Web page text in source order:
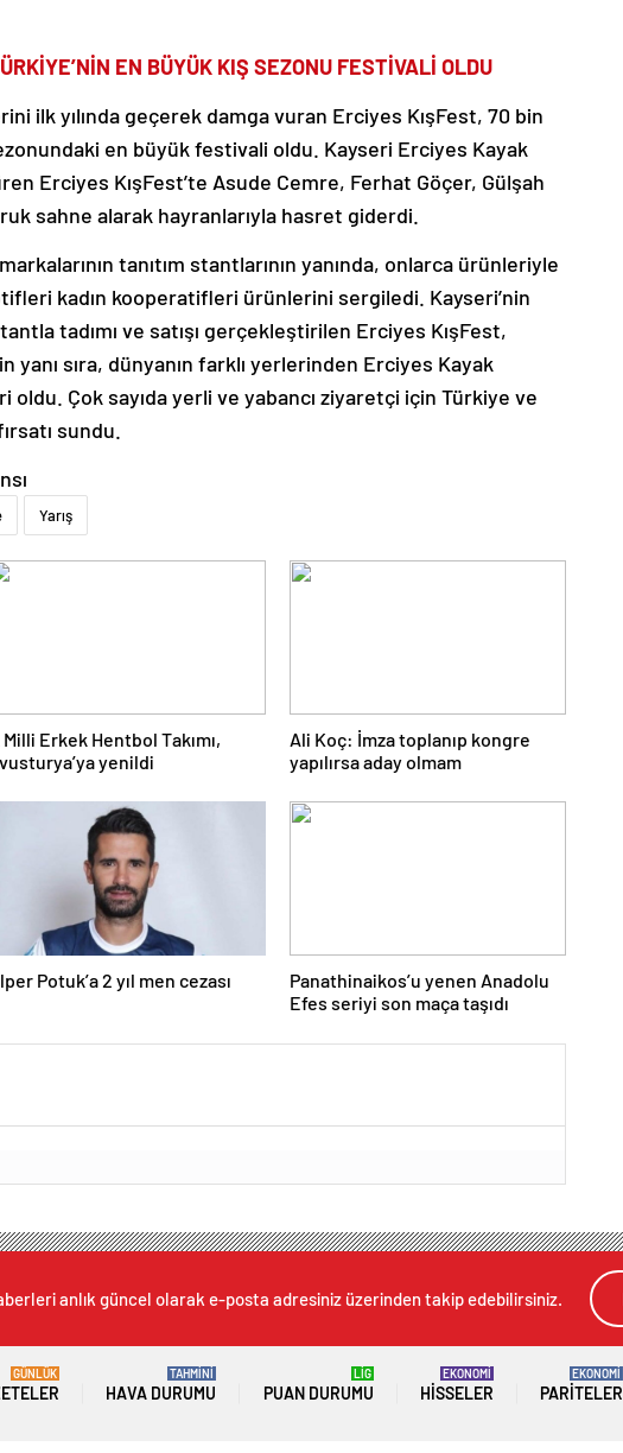
EN BÜYÜK KIŞ SEZONU FESTİVALİ OLDU
ilk yılında geçerek damga vuran Erciyes KışFest, 70 bin
en büyük festivali oldu. Kayseri Erciyes Kayak
Erciyes KışFest’te Asude Cemre, Ferhat Göçer, Gülşah
sahne alarak hayranlarıyla hasret giderdi.
tanıtım stantlarının yanında, onlarca ürünleriyle
kadın kooperatifleri ürünlerini sergiledi. Kayseri’nin
tadımı ve satışı gerçekleştirilen Erciyes KışFest,
sıra, dünyanın farklı yerlerinden Erciyes Kayak
oldu. Çok sayıda yerli ve yabancı ziyaretçi için Türkiye ve
sundu.
Yarış
Milli Erkek Hentbol Takımı,
yenildi
Ali Koç: İmza toplanıp kongre
yapılırsa aday olmam
Alper Potuk’a 2 yıl men cezası
Panathinaikos’u yenen Anadolu
Efes seriyi son maça taşıdı
anlık güncel olarak e-posta adresiniz üzerinden takip edebilirsiniz.
GÜNLÜK
HAVA DURUMU
TAHMİNİ
PUAN DURUMU
LİG
HISSELER
EKONOMİ
PARITELER
EKONOMİ